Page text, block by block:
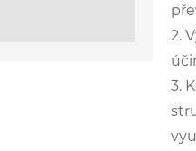
2.
3.